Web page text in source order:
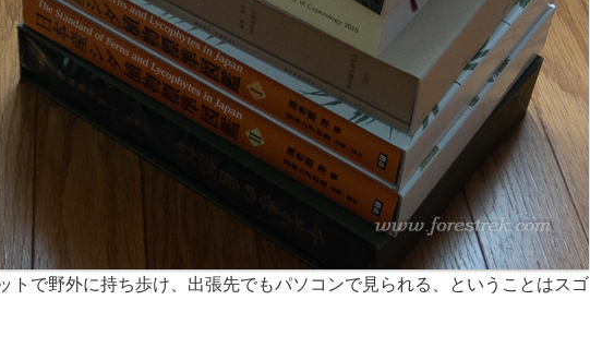
トで野外に持ち歩け、出張先でもパソコンで見られる、ということはスゴ